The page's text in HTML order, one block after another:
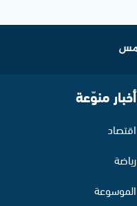
أخبار منوّعة
اقتصاد
رياضة
الموسوعة